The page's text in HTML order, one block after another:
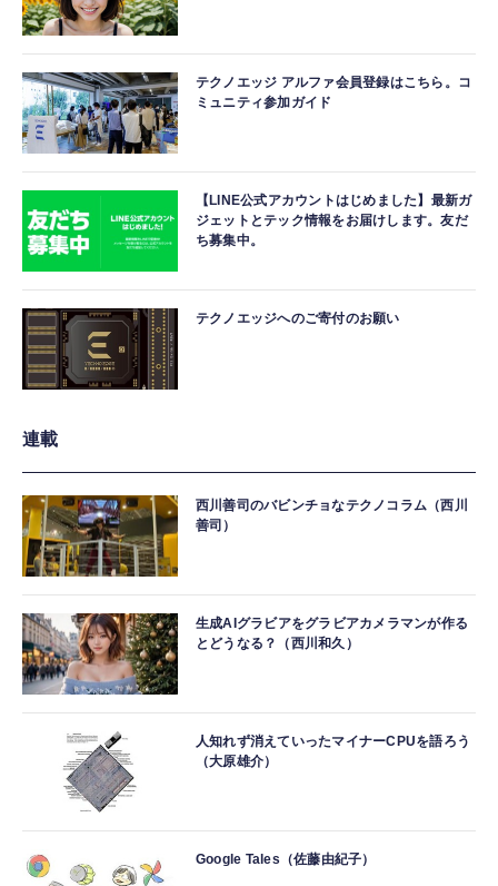
テクノエッジ アルファ会員登録はこちら。コ
ミュニティ参加ガイド
【LINE公式アカウントはじめました】最新ガ
ジェットとテック情報をお届けします。友だ
ち募集中。
テクノエッジへのご寄付のお願い
連載
西川善司のバビンチョなテクノコラム（西川
善司）
生成AIグラビアをグラビアカメラマンが作る
とどうなる？（西川和久）
人知れず消えていったマイナーCPUを語ろう
（大原雄介）
Google Tales（佐藤由紀子）